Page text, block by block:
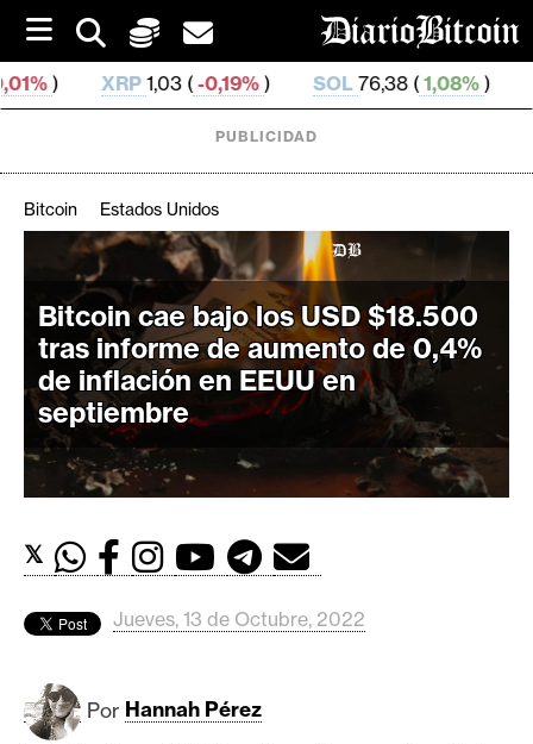
i
p
t
o
1,03 ( -0,19% ) SOL76,38 ( 1,08%) TRX0,329
C
r
i
p
t
o
M
e
r
a
o
PUBLICIDAD
Bitcoin Estados Unidos
Bitcoin cae bajo los USD $18.500
tras informe de aumento de 0,4%
de inflación en EEUU en
septiembre
𝕏
Jueves, 13 de Octubre, 2022
Por Hannah Pérez